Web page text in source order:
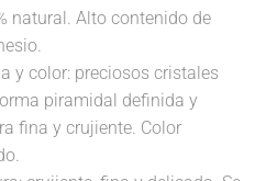
natural. Alto contenido de
y color: preciosos cristales
piramidal definida y
fina y crujiente. Color